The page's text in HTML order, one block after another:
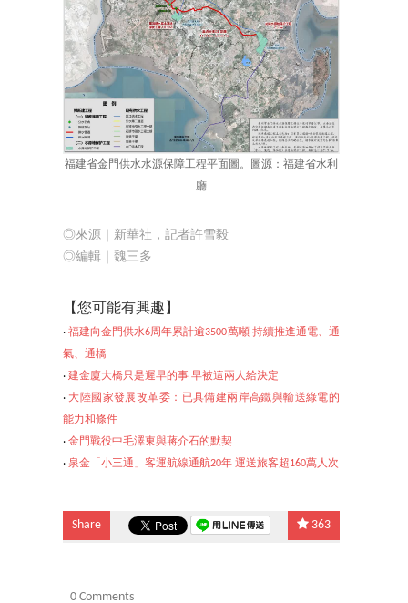
福建省金門供水水源保障工程平面圖。圖源：福建省水利
廳
◎來源｜新華社，記者許雪毅
◎編輯｜ 魏三多
【您可能有興趣】
‧福建向金門供水6周年累計逾3500萬噸 持續推進通電、通
氣、通橋
‧ 建金廈大橋只是遲早的事 早被這兩人給決定
‧ 大陸國家發展改革委：已具備建兩岸高鐵與輸送綠電的
能力和條件
‧ 金門戰役中毛澤東與蔣介石的默契
‧ 泉金「小三通」客運航線通航20年 運送旅客超160萬人次
Share 363
0 Comments